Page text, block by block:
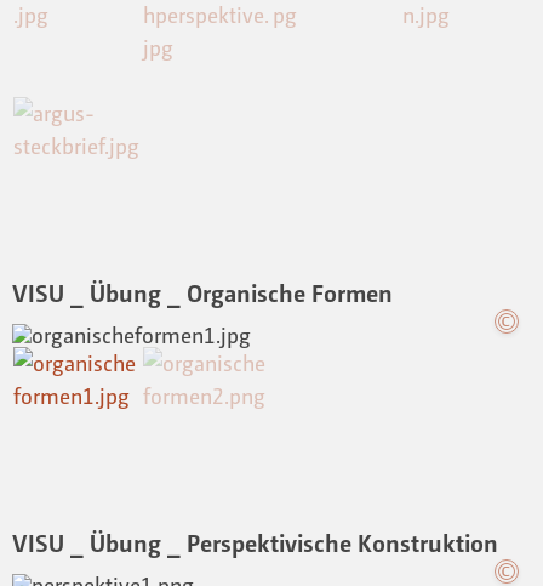
VISU _ Übung _ Organische Formen
VISU _ Übung _ Perspektivische Konstruktion